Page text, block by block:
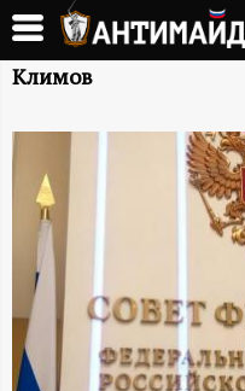
Перейти
основному
А
Н
Т
И
М
А
Климов